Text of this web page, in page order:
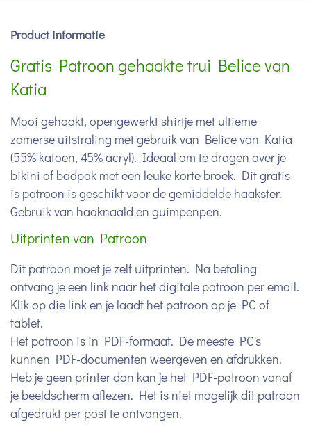
Product informatie
Gratis Patroon gehaakte trui Belice van
Katia
Mooi gehaakt, opengewerkt shirtje met ultieme
zomerse uitstraling met gebruik van Belice van Katia
(55% katoen, 45% acryl). Ideaal om te dragen over je
bikini of badpak met een leuke korte broek. Dit gratis
is patroon is geschikt voor de gemiddelde haakster.
Gebruik van haaknaald en guimpenpen.
Uitprinten van Patroon
Dit patroon moet je zelf uitprinten. Na betaling
ontvang je een link naar het digitale patroon per email.
Klik op die link en je laadt het patroon op je PC of
tablet.
Het patroon is in PDF-formaat. De meeste PC's
kunnen PDF-documenten weergeven en afdrukken.
Heb je geen printer dan kan je het PDF-patroon vanaf
je beeldscherm aflezen. Het is niet mogelijk dit patroon
afgedrukt per post te ontvangen.